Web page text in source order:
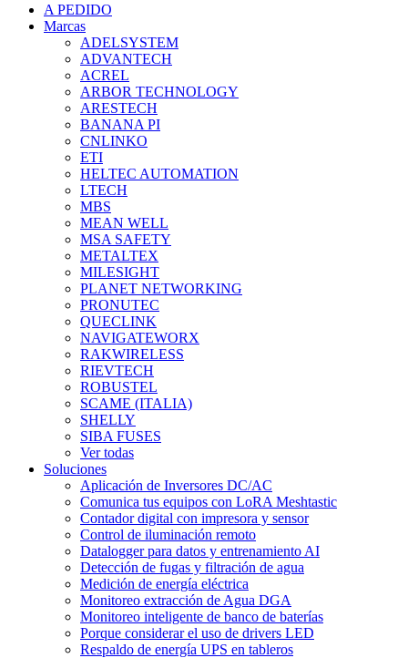
A PEDIDO
Marcas
ADELSYSTEM
ADVANTECH
ACREL
ARBOR TECHNOLOGY
ARESTECH
BANANA PI
CNLINKO
ETI
HELTEC AUTOMATION
LTECH
MBS
MEAN WELL
MSA SAFETY
METALTEX
MILESIGHT
PLANET NETWORKING
PRONUTEC
QUECLINK
NAVIGATEWORX
RAKWIRELESS
RIEVTECH
ROBUSTEL
SCAME (ITALIA)
SHELLY
SIBA FUSES
Ver todas
Soluciones
Aplicación de Inversores DC/AC
Comunica tus equipos con LoRA Meshtastic
Contador digital con impresora y sensor
Control de iluminación remoto
Datalogger para datos y entrenamiento AI
Detección de fugas y filtración de agua
Medición de energía eléctrica
Monitoreo extracción de Agua DGA
Monitoreo inteligente de banco de baterías
Porque considerar el uso de drivers LED
Respaldo de energía UPS en tableros